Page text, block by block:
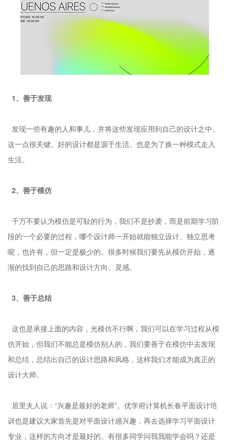
1、善于发现
发现一些有趣的人和事儿，并将这些发现应用到自己的设计之中。
这一点很关键。好的设计都是源于生活。也是为了换一种模式走入
生活。
2、善于模仿
千万不要认为模仿是可耻的行为，我们不是抄袭，而是前期学习阶
段的一个必要的过程，哪个设计师一开始就能独立设计、独立思考
呢，也许有，但一定是极少的。很多时候我们要先从模仿开始，逐
渐的找到自己的思路和设计方向、灵感。
3、善于总结
这也是承接上面的内容，光模仿不行啊，我们可以在学习过程从模
仿开始，但我们不能总是模仿别人的，我们要善于在模仿中去发现
和总结，总结出自己的设计思路和风格，这样我们才能成为真正的
设计大师。
居里夫人说：“兴趣是最好的老师”。优学府计算机长春平面设计培
训也是建议大家首先是对平面设计感兴趣，再去选择学习平面设计
专业，这样的方向才是最好的。有很多同学问我我能学会吗？还是